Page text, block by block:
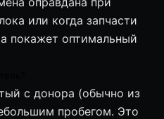
или когда запчасти
покажет оптимальный
с донора (обычно из
пробегом. Это